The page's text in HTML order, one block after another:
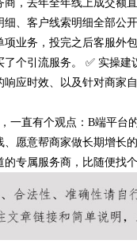
，去年全年线上成交额
、客户线索明细全部公
务，投完之后客服外
个引流服务。 ✅ 实操
应时效、以及针对商家
直有个观点：B端平台
愿意帮商家做长期增长
专属服务商，比随便找